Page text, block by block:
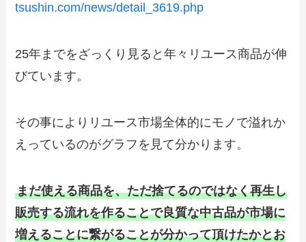
tsushin.com/news/detail_3619.php
25年までをざっくり見ると年々リユース商品が伸
びています。
その事によりリユース市場全体的にモノで溢れか
えっているのがグラフを見て分かります。
まだ使える商品を、ただ捨てるのではなく再生し
販売する流れを作ることで良質な中古品が市場に
増えることに繋がることが分かって頂けたかとお